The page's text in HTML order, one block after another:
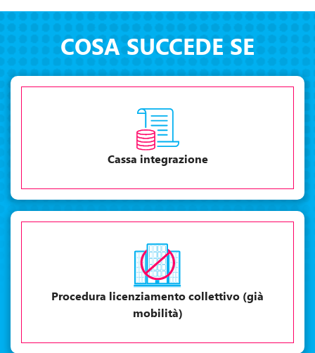
COSA SUCCEDE SE
Cassa integrazione
Procedura licenziamento collettivo (già
mobilità)